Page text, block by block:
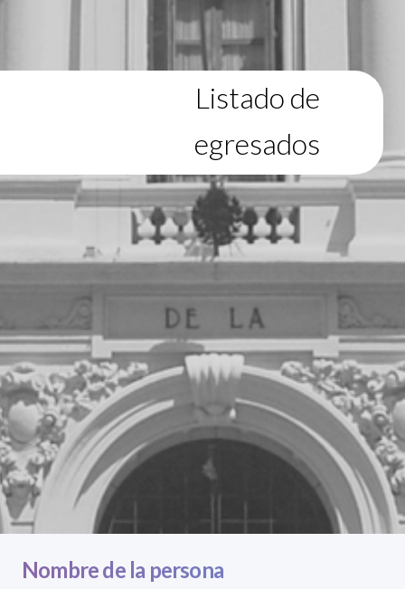
Listado de
egresados
Nombre de la persona